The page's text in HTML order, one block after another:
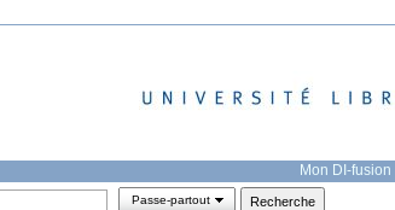
Mon DI-fusion
Passe-partout